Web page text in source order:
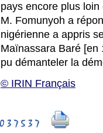
pays encore plus
M. Fomunyoh a
nigérienne a appris
Maïnassara Baré [en
pu démanteler la
© IRIN Français